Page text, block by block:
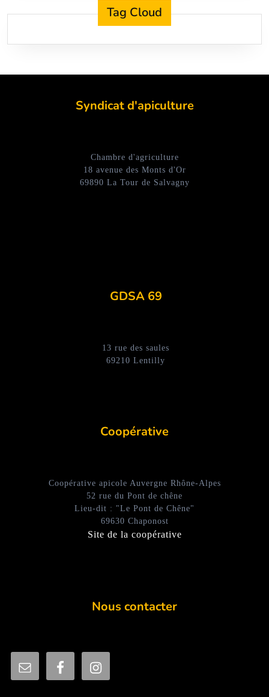
Tag Cloud
Syndicat d'apiculture
Chambre d'agriculture
18 avenue des Monts d'Or
69890 La Tour de Salvagny
GDSA 69
13 rue des saules
69210 Lentilly
Coopérative
Coopérative apicole Auvergne Rhône-Alpes
52 rue du Pont de chêne
Lieu-dit : "Le Pont de Chêne"
69630 Chaponost
Site de la coopérative
Nous contacter